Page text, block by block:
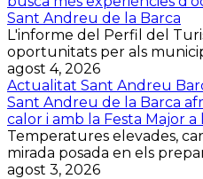
Sant Andreu de la Barca
L'informe del Perfil del
oportunitats per als
agost 4, 2026
Actualitat Sant Andreu
Sant Andreu de la Barca
calor i amb la Festa Major a
Temperatures elevades,
mirada posada en els
agost 3, 2026